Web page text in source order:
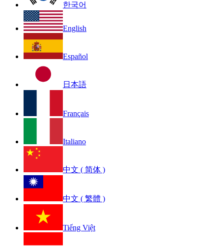
한국어
English
Español
日本語
Français
Italiano
中文 ( 简体 )
中文 ( 繁體 )
Tiếng Việt